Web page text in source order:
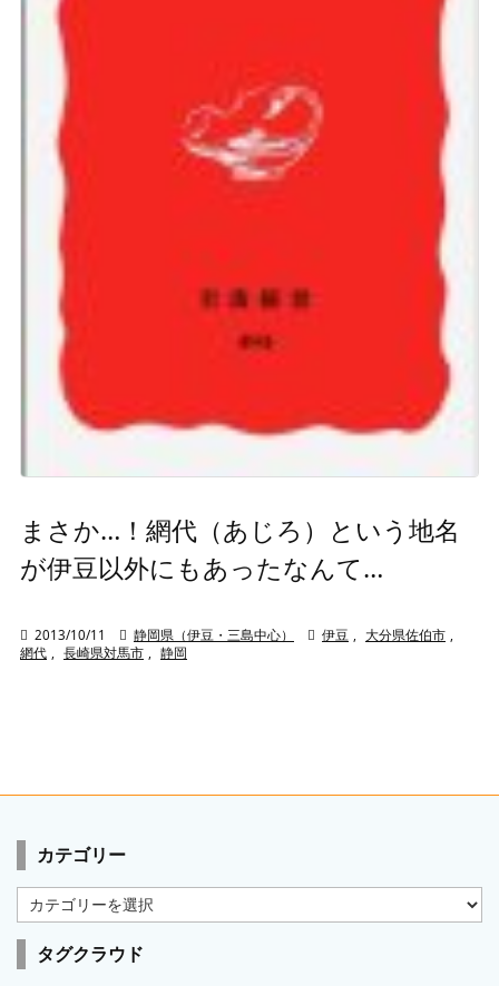
まさか…！網代（あじろ）という地名
が伊豆以外にもあったなんて…
 2013/10/11  静岡県（伊豆・三島中心）  伊豆 , 大分県佐伯市 ,
網代 , 長崎県対馬市 , 静岡
カテゴリー
カ
テ
ゴ
リ タグクラウド